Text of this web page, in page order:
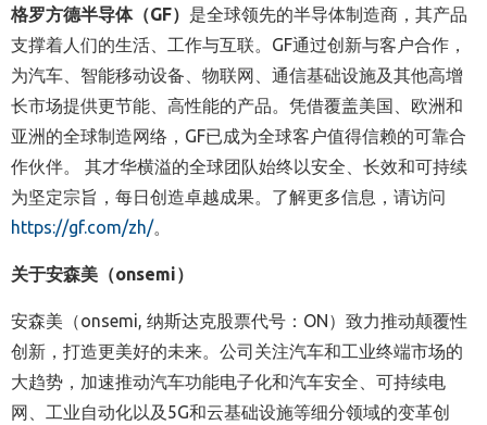
格罗方德半导体（GF） 是全球领先的半导体制造商，其产品
支撑着人们的生活、工作与互联。GF通过创新与客户合作，
为汽车、智能移动设备、物联网、通信基础设施及其他高增
长市场提供更节能、高性能的产品。凭借覆盖美国、欧洲和
亚洲的全球制造网络，GF已成为全球客户值得信赖的可靠合
作伙伴。 其才华横溢的全球团队始终以安全、长效和可持续
为坚定宗旨，每日创造卓越成果。了解更多信息，请访问
https://gf.com/zh/。
关于安森美（onsemi）
安森美（onsemi, 纳斯达克股票代号：ON）致力推动颠覆性
创新，打造更美好的未来。公司关注汽车和工业终端市场的
大趋势，加速推动汽车功能电子化和汽车安全、可持续电
网、工业自动化以及5G和云基础设施等细分领域的变革创